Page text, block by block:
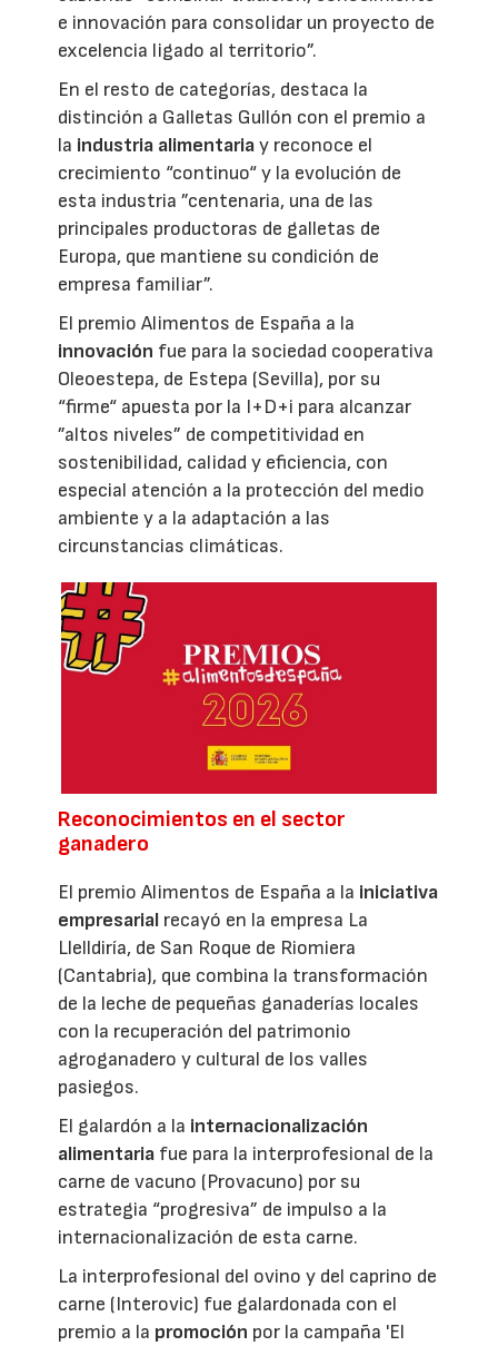
e innovación para consolidar un proyecto de
excelencia ligado al territorio”.
En el resto de categorías, destaca la
distinción a Galletas Gullón con el premio a
la industria alimentariay reconoce el
crecimiento “continuo“ y la evolución de
esta industria ”centenaria, una de las
principales productoras de galletas de
Europa, que mantiene su condición de
empresa familiar”.
El premio Alimentos de España a la
innovación fue para la sociedad cooperativa
Oleoestepa, de Estepa (Sevilla), por su
“firme“ apuesta por la I+D+i para alcanzar
”altos niveles” de competitividad en
sostenibilidad, calidad y eficiencia, con
especial atención a la protección del medio
ambiente y a la adaptación a las
circunstancias climáticas.
Reconocimientos en el sector
ganadero
El premio Alimentos de España a la iniciativa
empresarial recayó en la empresa La
Llelldiría, de San Roque de Riomiera
(Cantabria), que combina la transformación
de la leche de pequeñas ganaderías locales
con la recuperación del patrimonio
agroganadero y cultural de los valles
pasiegos.
El galardón a la internacionalización
alimentaria fue para la interprofesional de la
carne de vacuno (Provacuno) por su
estrategia “progresiva” de impulso a la
internacionalización de esta carne.
La interprofesional del ovino y del caprino de
carne (Interovic) fue galardonada con el
premio a la promoción por la campaña 'El